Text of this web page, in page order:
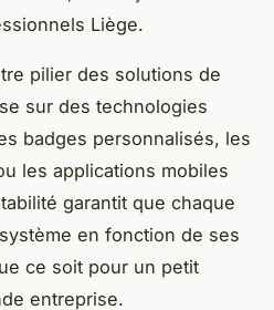
Liège.
pilier des solutions de
sur des technologies
badges personnalisés, les
les applications mobiles
garantit que chaque
en fonction de ses
ce soit pour un petit
entreprise.